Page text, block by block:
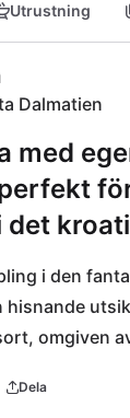
Utrustning
Dalmatien
med
det
i den
hisnande
omgiven
Dela